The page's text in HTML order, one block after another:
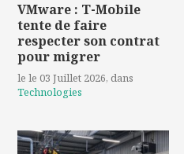
VMware : T-Mobile
tente de faire
respecter son contrat
pour migrer
le le 03 Juillet 2026, dans
Technologies